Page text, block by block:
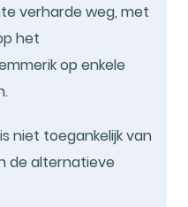
verharde weg, met
het
op enkele
niet toegankelijk van
de alternatieve